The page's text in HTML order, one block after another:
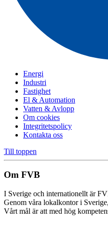
Energi
Industri
Fastighet
El & Automation
Vatten & Avlopp
Om cookies
Integritetspolicy
Kontakta oss
Till toppen
Om FVB
I Sverige och internationellt är
Genom våra lokalkontor i
Vårt mål är att med hög